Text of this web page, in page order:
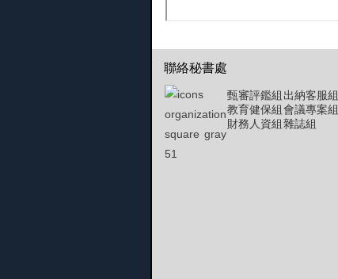
聯絡秘書處
甄審評鑑組
教育健保組
財務人資組
出納客服組
會議專案組
雜誌組